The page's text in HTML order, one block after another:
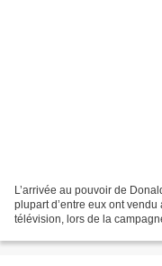
L’arrivée au pouvoir de
plupart d’entre eux ont
télévision, lors de la